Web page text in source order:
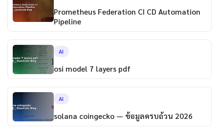
Prometheus Federation CI CD Automation
Pipeline
AI
osi model 7 layers pdf
AI
solana coingecko — ข้อมูลครบถ้วน 2026